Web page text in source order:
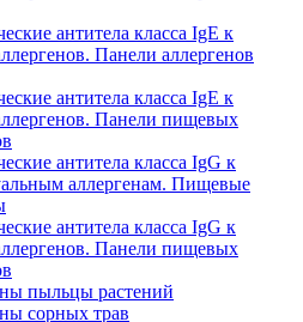
антитела класса IgE к
Панели аллергенов
антитела класса IgE к
Панели пищевых
антитела класса IgG к
аллергенам. Пищевые
антитела класса IgG к
Панели пищевых
пыльцы растений
сорных трав